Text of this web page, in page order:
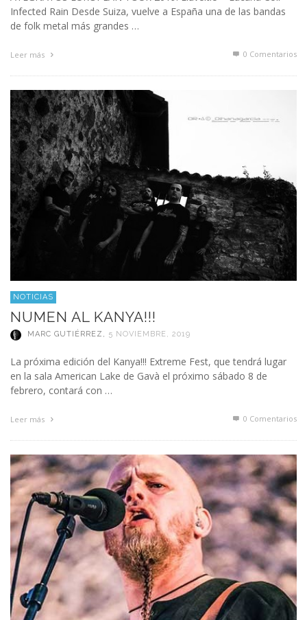
Infected Rain Desde Suiza, vuelve a España una de las bandas
de folk metal más grandes …
Leer más 0 Comentarios
NOTICIAS
NUMEN AL KANYA!!!
MARC GUTIÉRREZ , 5 NOVIEMBRE, 2019
La próxima edición del Kanya!!! Extreme Fest, que tendrá lugar
en la sala American Lake de Gavà el próximo sábado 8 de
febrero, contará con …
Leer más 0 Comentarios